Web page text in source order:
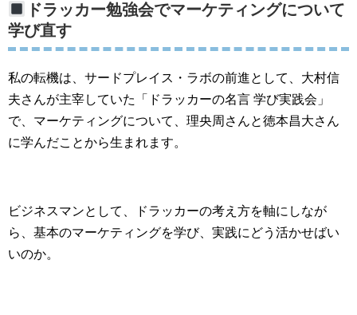
ドラッカー勉強会でマーケティングについて
学び直す
私の転機は、サードプレイス・ラボの前進として、大村信
夫さんが主宰していた「ドラッカーの名言 学び実践会」
で、マーケティングについて、理央周さんと徳本昌大さん
に学んだことから生まれます。
ビジネスマンとして、ドラッカーの考え方を軸にしなが
ら、基本のマーケティングを学び、実践にどう活かせばい
いのか。